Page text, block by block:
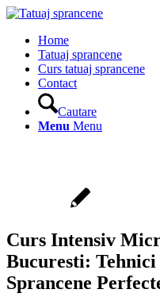
Home
Tatuaj sprancene
Curs tatuaj sprancene
Contact
Cautare
Menu Menu
Curs Intensiv
Bucuresti:
Sprancene